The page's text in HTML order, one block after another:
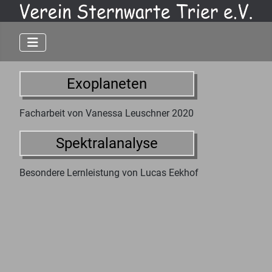
Exoplaneten
Facharbeit von Vanessa Leuschner 2020
Spektralanalyse
Besondere Lernleistung von Lucas Eekhof